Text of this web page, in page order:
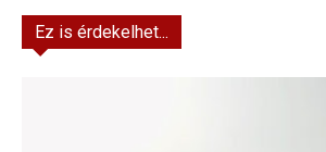
Ez is érdekelhet...